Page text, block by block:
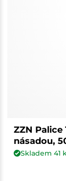
ZZN
násadou,
Skladem 41